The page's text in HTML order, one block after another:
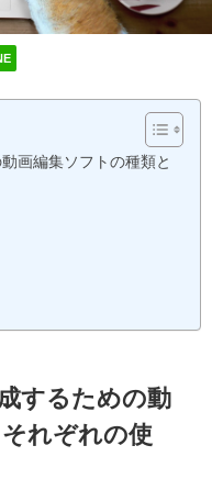
画編集ソフトの種類と
するための動
れぞれの使